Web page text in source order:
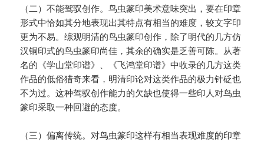
（二）不能驾驭创作。鸟虫篆印美术意味突出，要在印章
形式中恰如其分地表现出其特点有相当的难度，较文字印
更为不易。综观明清的鸟虫篆印创作，除了明代的几方仿
汉铜印式的鸟虫篆印尚佳，其余的确实是乏善可陈。从著
名的《学山堂印谱》、《飞鸿堂印谱》中收录的几方这类
作品的低俗猎奇来看，明清印论对这类作品的极力针砭也
不为过。这种驾驭创作能力的欠缺也使得一些印人对鸟虫
篆印采取一种回避的态度。
（三）偏离传统。对鸟虫篆印这样有相当表现难度的印章